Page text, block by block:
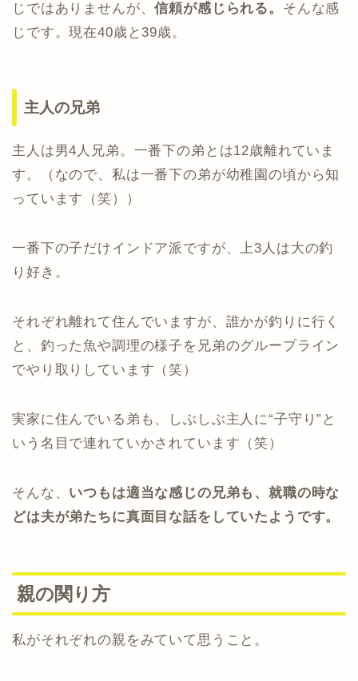
じではありませんが、信頼が感じられる。 そんな感
じです。現在40歳と39歳。
主人の兄弟
主人は男4人兄弟。一番下の弟とは12歳離れていま
す。（なので、私は一番下の弟が幼稚園の頃から知
っています（笑））
一番下の子だけインドア派ですが、上3人は大の釣
り好き。
それぞれ離れて住んでいますが、誰かが釣りに行く
と、釣った魚や調理の様子を兄弟のグループライン
でやり取りしています（笑）
実家に住んでいる弟も、しぶしぶ主人に“子守り”と
いう名目で連れていかされています（笑）
そんな、 いつもは適当な感じの兄弟も、就職の時な
どは夫が弟たちに真面目な話をしていたようです。
親の関り方
私がそれぞれの親をみていて思うこと。